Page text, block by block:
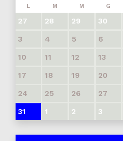
L M M G
27 28 29 30
3
4 5 6
10
11 12 13
17
18 19 20
24
25 26 27
31
1 2 3